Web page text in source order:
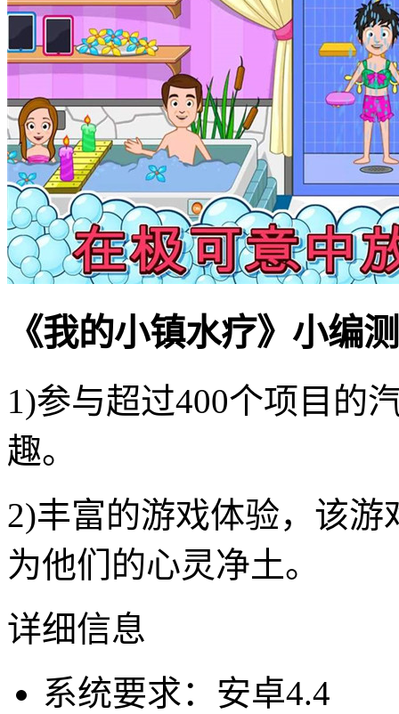
《我的小镇水疗》小编
1)参与超过400个项目的
趣。
2)丰富的游戏体验，该
为他们的心灵净土。
详细信息
系统要求：安卓4.4